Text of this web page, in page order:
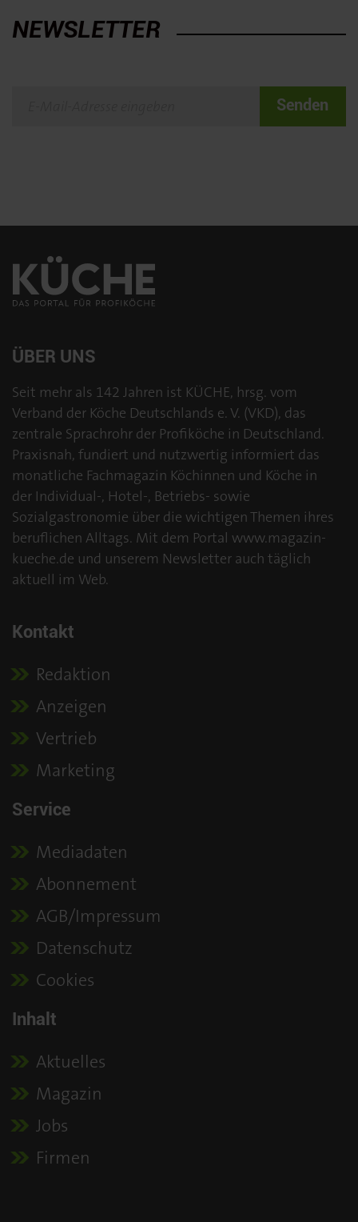
NEWSLETTER
Senden
ÜBER UNS
Seit mehr als 142 Jahren ist KÜCHE, hrsg. vom
Verband der Köche Deutschlands e. V. (VKD), das
zentrale Sprachrohr der Profiköche in Deutschland.
Praxisnah, fundiert und nutzwertig informiert das
monatliche Fachmagazin Köchinnen und Köche in
der Individual-, Hotel-, Betriebs- sowie
Sozialgastronomie über die wichtigen Themen ihres
beruflichen Alltags. Mit dem Portal www.magazin-
kueche.de und unserem Newsletter auch täglich
aktuell im Web.
Kontakt
Redaktion
Anzeigen
Vertrieb
Marketing
Service
Mediadaten
Abonnement
AGB/Impressum
Datenschutz
Cookies
Inhalt
Aktuelles
Magazin
Jobs
Firmen